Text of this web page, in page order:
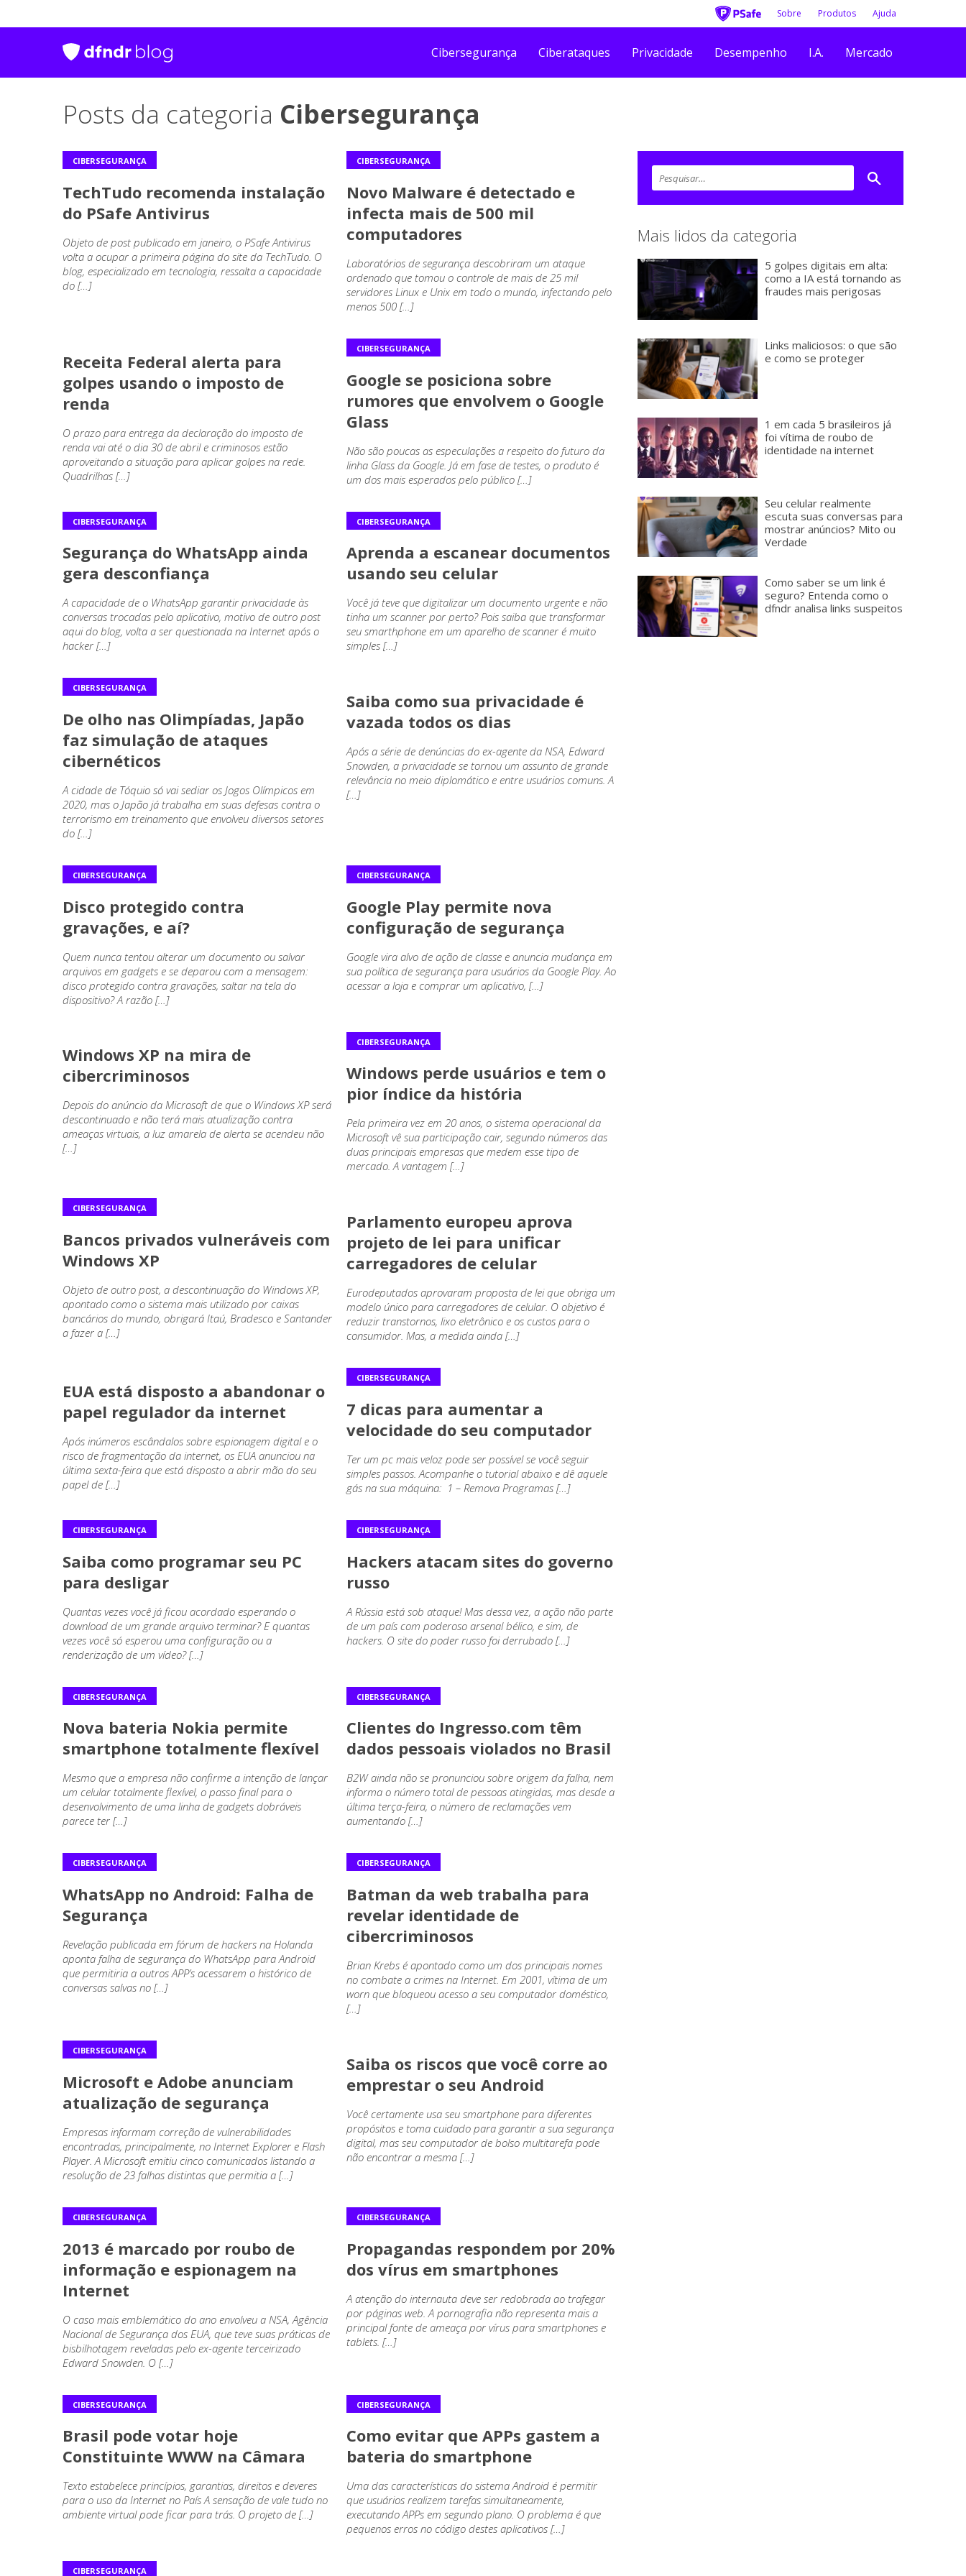
Sobre Produtos Ajuda
Cibersegurança Ciberataques Privacidade Desempenho I.A. Mercado
Posts da categoria Cibersegurança
CIBERSEGURANÇA
TechTudo recomenda instalação
do PSafe Antivirus
Objeto de post publicado em janeiro, o PSafe Antivirus
volta a ocupar a primeira página do site da TechTudo. O
blog, especializado em tecnologia, ressalta a capacidade
do […]
CIBERSEGURANÇA
Novo Malware é detectado e
infecta mais de 500 mil
computadores
Laboratórios de segurança descobriram um ataque
ordenado que tomou o controle de mais de 25 mil
servidores Linux e Unix em todo o mundo, infectando pelo
menos 500 […]
Receita Federal alerta para
golpes usando o imposto de
renda
O prazo para entrega da declaração do imposto de
renda vai até o dia 30 de abril e criminosos estão
aproveitando a situação para aplicar golpes na rede.
Quadrilhas […]
CIBERSEGURANÇA
Google se posiciona sobre
rumores que envolvem o Google
Glass
Não são poucas as especulações a respeito do futuro da
linha Glass da Google. Já em fase de testes, o produto é
um dos mais esperados pelo público […]
CIBERSEGURANÇA
Segurança do WhatsApp ainda
gera desconfiança
A capacidade de o WhatsApp garantir privacidade às
conversas trocadas pelo aplicativo, motivo de outro post
aqui do blog, volta a ser questionada na Internet após o
hacker […]
CIBERSEGURANÇA
Aprenda a escanear documentos
usando seu celular
Você já teve que digitalizar um documento urgente e não
tinha um scanner por perto? Pois saiba que transformar
seu smarthphone em um aparelho de scanner é muito
simples […]
CIBERSEGURANÇA
De olho nas Olimpíadas, Japão
faz simulação de ataques
cibernéticos
A cidade de Tóquio só vai sediar os Jogos Olímpicos em
2020, mas o Japão já trabalha em suas defesas contra o
terrorismo em treinamento que envolveu diversos setores
do […]
Saiba como sua privacidade é
vazada todos os dias
Após a série de denúncias do ex-agente da NSA, Edward
Snowden, a privacidade se tornou um assunto de grande
relevância no meio diplomático e entre usuários comuns. A
[…]
CIBERSEGURANÇA
Disco protegido contra
gravações, e aí?
Quem nunca tentou alterar um documento ou salvar
arquivos em gadgets e se deparou com a mensagem:
disco protegido contra gravações, saltar na tela do
dispositivo? A razão […]
CIBERSEGURANÇA
Google Play permite nova
configuração de segurança
Google vira alvo de ação de classe e anuncia mudança em
sua política de segurança para usuários da Google Play. Ao
acessar a loja e comprar um aplicativo, […]
Windows XP na mira de
cibercriminosos
Depois do anúncio da Microsoft de que o Windows XP será
descontinuado e não terá mais atualização contra
ameaças virtuais, a luz amarela de alerta se acendeu não
[…]
CIBERSEGURANÇA
Windows perde usuários e tem o
pior índice da história
Pela primeira vez em 20 anos, o sistema operacional da
Microsoft vê sua participação cair, segundo números das
duas principais empresas que medem esse tipo de
mercado. A vantagem […]
CIBERSEGURANÇA
Bancos privados vulneráveis com
Windows XP
Objeto de outro post, a descontinuação do Windows XP,
apontado como o sistema mais utilizado por caixas
bancários do mundo, obrigará Itaú, Bradesco e Santander
a fazer a […]
Parlamento europeu aprova
projeto de lei para unificar
carregadores de celular
Eurodeputados aprovaram proposta de lei que obriga um
modelo único para carregadores de celular. O objetivo é
reduzir transtornos, lixo eletrônico e os custos para o
consumidor. Mas, a medida ainda […]
EUA está disposto a abandonar o
papel regulador da internet
Após inúmeros escândalos sobre espionagem digital e o
risco de fragmentação da internet, os EUA anunciou na
última sexta-feira que está disposto a abrir mão do seu
papel de […]
CIBERSEGURANÇA
7 dicas para aumentar a
velocidade do seu computador
Ter um pc mais veloz pode ser possível se você seguir
simples passos. Acompanhe o tutorial abaixo e dê aquele
gás na sua máquina: 1 – Remova Programas […]
CIBERSEGURANÇA
Saiba como programar seu PC
para desligar
Quantas vezes você já ficou acordado esperando o
download de um grande arquivo terminar? E quantas
vezes você só esperou uma configuração ou a
renderização de um vídeo? […]
CIBERSEGURANÇA
Hackers atacam sites do governo
russo
A Rússia está sob ataque! Mas dessa vez, a ação não parte
de um país com poderoso arsenal bélico, e sim, de
hackers. O site do poder russo foi derrubado […]
CIBERSEGURANÇA
Nova bateria Nokia permite
smartphone totalmente flexível
Mesmo que a empresa não confirme a intenção de lançar
um celular totalmente flexível, o passo final para o
desenvolvimento de uma linha de gadgets dobráveis
parece ter […]
CIBERSEGURANÇA
Clientes do Ingresso.com têm
dados pessoais violados no Brasil
B2W ainda não se pronunciou sobre origem da falha, nem
informa o número total de pessoas atingidas, mas desde a
última terça-feira, o número de reclamações vem
aumentando […]
CIBERSEGURANÇA
WhatsApp no Android: Falha de
Segurança
Revelação publicada em fórum de hackers na Holanda
aponta falha de segurança do WhatsApp para Android
que permitiria a outros APP’s acessarem o histórico de
conversas salvas no […]
CIBERSEGURANÇA
Batman da web trabalha para
revelar identidade de
cibercriminosos
Brian Krebs é apontado como um dos principais nomes
no combate a crimes na Internet. Em 2001, vítima de um
worn que bloqueou acesso a seu computador doméstico,
[…]
CIBERSEGURANÇA
Microsoft e Adobe anunciam
atualização de segurança
Empresas informam correção de vulnerabilidades
encontradas, principalmente, no Internet Explorer e Flash
Player. A Microsoft emitiu cinco comunicados listando a
resolução de 23 falhas distintas que permitia a […]
Saiba os riscos que você corre ao
emprestar o seu Android
Você certamente usa seu smartphone para diferentes
propósitos e toma cuidado para garantir a sua segurança
digital, mas seu computador de bolso multitarefa pode
não encontrar a mesma […]
CIBERSEGURANÇA
2013 é marcado por roubo de
informação e espionagem na
Internet
O caso mais emblemático do ano envolveu a NSA, Agência
Nacional de Segurança dos EUA, que teve suas práticas de
bisbilhotagem reveladas pelo ex-agente terceirizado
Edward Snowden. O […]
CIBERSEGURANÇA
Propagandas respondem por 20%
dos vírus em smartphones
A atenção do internauta deve ser redobrada ao trafegar
por páginas web. A pornografia não representa mais a
principal fonte de ameaça por vírus para smartphones e
tablets. […]
CIBERSEGURANÇA
Brasil pode votar hoje
Constituinte WWW na Câmara
Texto estabelece princípios, garantias, direitos e deveres
para o uso da Internet no País A sensação de vale tudo no
ambiente virtual pode ficar para trás. O projeto de […]
CIBERSEGURANÇA
Como evitar que APPs gastem a
bateria do smartphone
Uma das características do sistema Android é permitir
que usuários realizem tarefas simultaneamente,
executando APPs em segundo plano. O problema é que
pequenos erros no código destes aplicativos […]
CIBERSEGURANÇA
Mais lidos da categoria
5 golpes digitais em alta:
como a IA está tornando as
fraudes mais perigosas
Links maliciosos: o que são
e como se proteger
1 em cada 5 brasileiros já
foi vítima de roubo de
identidade na internet
Seu celular realmente
escuta suas conversas para
mostrar anúncios? Mito ou
Verdade
Como saber se um link é
seguro? Entenda como o
dfndr analisa links suspeitos